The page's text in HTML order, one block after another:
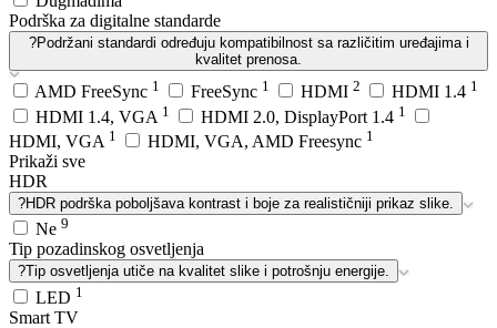
Podrška za digitalne standarde
?Podržani standardi određuju kompatibilnost sa različitim uređajima i
kvalitet prenosa.
AMD FreeSync 1 FreeSync 1 HDMI 2 HDMI 1.4 1
HDMI 1.4, VGA 1 HDMI 2.0, DisplayPort 1.4 1
HDMI, VGA 1 HDMI, VGA, AMD Freesync 1
Prikaži sve
HDR
?HDR podrška poboljšava kontrast i boje za realističniji prikaz slike.
Ne 9
Tip pozadinskog osvetljenja
?Tip osvetljenja utiče na kvalitet slike i potrošnju energije.
LED 1
Smart TV